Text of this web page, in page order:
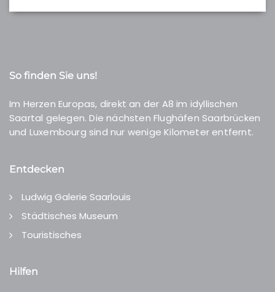
So finden Sie uns!
Im Herzen Europas, direkt an der A8 im idyllischen
Saartal gelegen. Die nächsten Flughäfen Saarbrücken
und Luxembourg sind nur wenige Kilometer entfernt.
Entdecken
Ludwig Galerie Saarlouis
Städtisches Museum
Touristisches
Hilfen